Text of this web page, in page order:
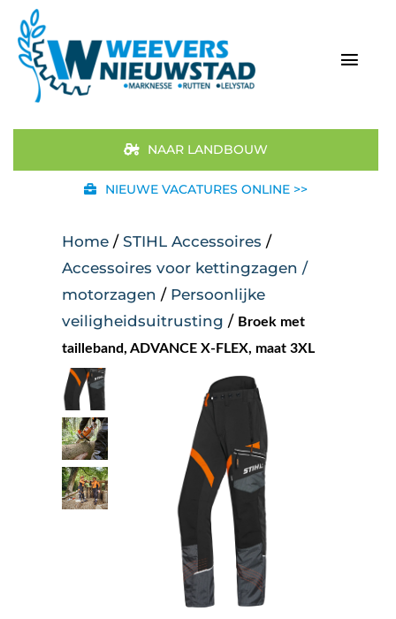
naar
inhoud
Aanbod
STIHL
Occasions
Werkplaats
Nieuws
Over ons
Vacatures
Tuin & Park Contact
NAAR LANDBOUW
NIEUWE VACATURES ONLINE >>
Home / STIHL Accessoires /
Accessoires voor kettingzagen /
motorzagen / Persoonlijke
veiligheidsuitrusting / Broek met
tailleband, ADVANCE X-FLEX, maat 3XL